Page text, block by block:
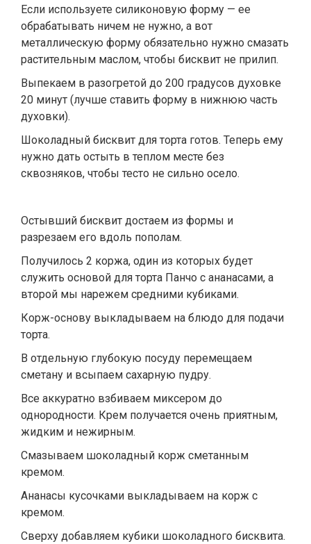
Если используете силиконовую форму — ее
обрабатывать ничем не нужно, а вот
металлическую форму обязательно нужно смазать
растительным маслом, чтобы бисквит не прилип.
Выпекаем в разогретой до 200 градусов духовке
20 минут (лучше ставить форму в нижнюю часть
духовки).
Шоколадный бисквит для торта готов. Теперь ему
нужно дать остыть в теплом месте без
сквозняков, чтобы тесто не сильно осело.
Остывший бисквит достаем из формы и
разрезаем его вдоль пополам.
Получилось 2 коржа, один из которых будет
служить основой для торта Панчо с ананасами, а
второй мы нарежем средними кубиками.
Корж-основу выкладываем на блюдо для подачи
торта.
В отдельную глубокую посуду перемещаем
сметану и всыпаем сахарную пудру.
Все аккуратно взбиваем миксером до
однородности. Крем получается очень приятным,
жидким и нежирным.
Смазываем шоколадный корж сметанным
кремом.
Ананасы кусочками выкладываем на корж с
кремом.
Сверху добавляем кубики шоколадного бисквита.